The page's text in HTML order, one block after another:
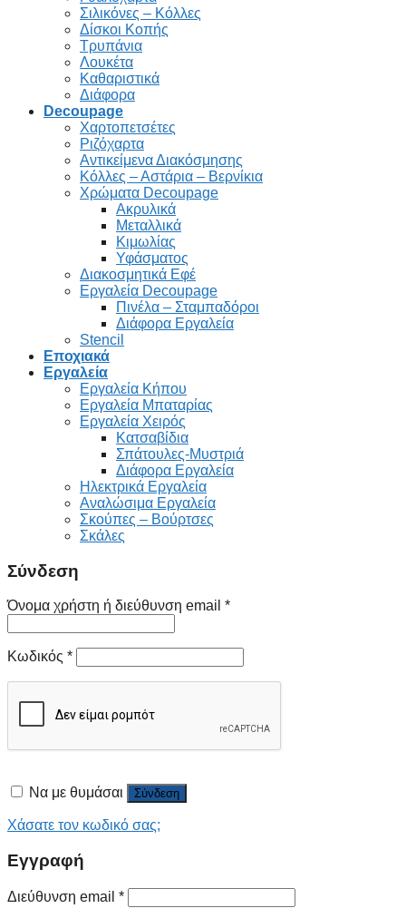
Σιλικόνες – Κόλλες
Δίσκοι Κοπής
Τρυπάνια
Λουκέτα
Καθαριστικά
Διάφορα
Decoupage
Χαρτοπετσέτες
Ριζόχαρτα
Αντικείμενα Διακόσμησης
Κόλλες – Αστάρια – Βερνίκια
Χρώματα Decoupage
Ακρυλικά
Μεταλλικά
Κιμωλίας
Υφάσματος
Διακοσμητικά Εφέ
Εργαλεία Decoupage
Πινέλα – Σταμπαδόροι
Διάφορα Εργαλεία
Stencil
Εποχιακά
Εργαλεία
Εργαλεία Κήπου
Εργαλεία Μπαταρίας
Εργαλεία Χειρός
Κατσαβίδια
Σπάτουλες-Μυστριά
Διάφορα Εργαλεία
Ηλεκτρικά Εργαλεία
Αναλώσιμα Εργαλεία
Σκούπες – Βούρτσες
Σκάλες
Σύνδεση
Όνομα χρήστη ή διεύθυνση email *
Κωδικός *
Να με θυμάσαι Σύνδεση
Χάσατε τον κωδικό σας;
Εγγραφή
Διεύθυνση email *